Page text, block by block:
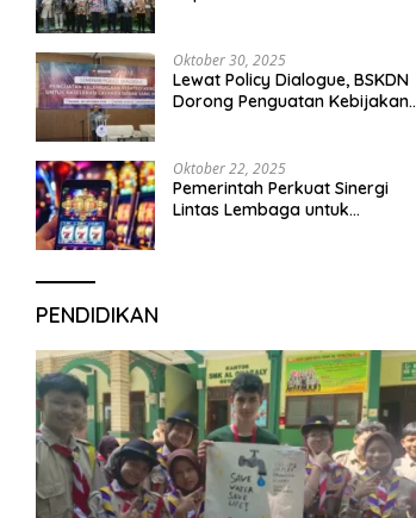
Oktober 30, 2025
Lewat Policy Dialogue, BSKDN
Dorong Penguatan Kebijakan
Oktober 22, 2025
Pemerintah Perkuat Sinergi
Lintas Lembaga untuk
PENDIDIKAN